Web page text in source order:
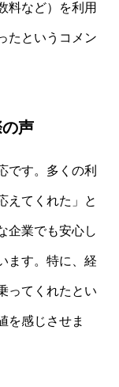
料など）を利用
たというコメン
声
です。多くの利
えてくれた」と
企業でも安心し
ます。特に、経
ってくれたとい
を感じさせま